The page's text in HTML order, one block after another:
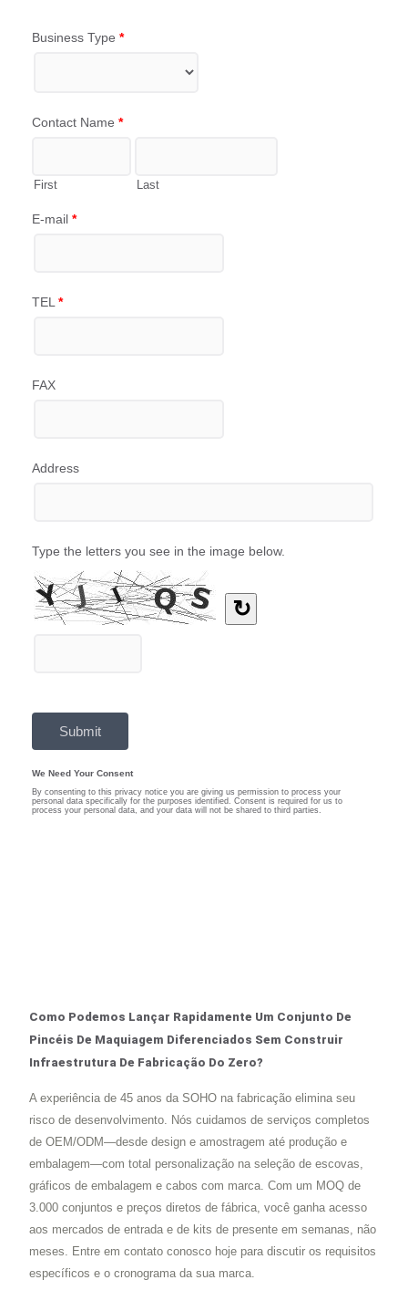
Como Podemos Lançar Rapidamente Um Conjunto De
Pincéis De Maquiagem Diferenciados Sem Construir
Infraestrutura De Fabricação Do Zero?
A experiência de 45 anos da SOHO na fabricação elimina seu
risco de desenvolvimento. Nós cuidamos de serviços completos
de OEM/ODM—desde design e amostragem até produção e
embalagem—com total personalização na seleção de escovas,
gráficos de embalagem e cabos com marca. Com um MOQ de
3.000 conjuntos e preços diretos de fábrica, você ganha acesso
aos mercados de entrada e de kits de presente em semanas, não
meses. Entre em contato conosco hoje para discutir os requisitos
específicos e o cronograma da sua marca.